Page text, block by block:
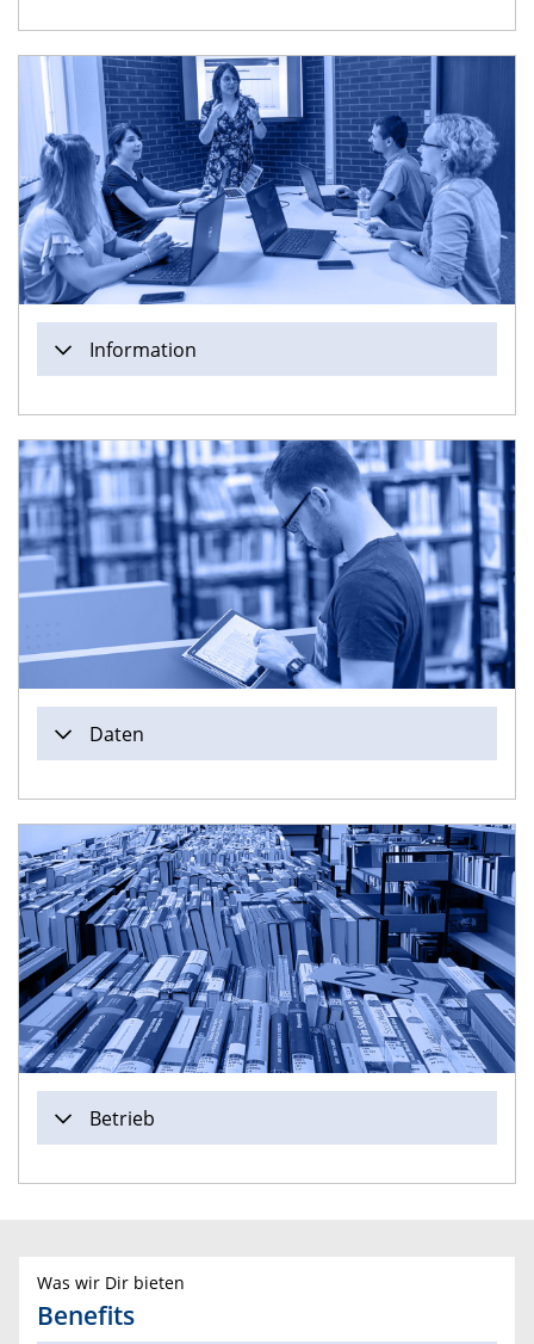
Information
Daten
Betrieb
Was wir Dir bieten
Benefits